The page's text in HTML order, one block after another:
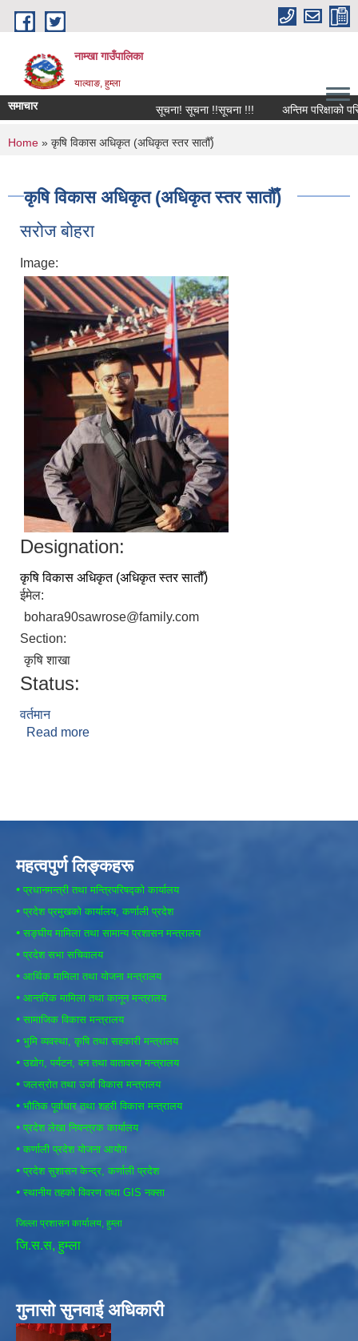
Skip to main content
नाम्खा गाउँपालिका
याल्वाङ, हुम्ला
समाचार सूचना! सूचना !!सूचना !!! अन्तिम परिक्षाको
You are here
Home » कृषि विकास अधिकृत (अधिकृत स्तर सातौँ)
कृषि विकास अधिकृत (अधिकृत स्तर सातौँ)
सरोज बोहरा
Image:
Designation:
कृषि विकास अधिकृत (अधिकृत स्तर सातौँ)
ईमेल:
bohara90sawrose@family.com
Section:
कृषि शाखा
Status:
वर्तमान
Read more
महत्वपुर्ण लिङ्कहरू
• प्रधानमन्त्री तथा मन्त्रिपरिषद्को कार्यालय
• प्रदेश प्रमुखको कार्यालय, कर्णाली प्रदेश
• सङ्घीय मामिला तथा सामान्य प्रशासन मन्त्रालय
• प्रदेश सभा सचिवालय
• आर्थिक मामिला तथा योजना मन्त्रालय
• आन्तरिक मामिला तथा कानून मन्त्रालय
• सामाजिक विकास मन्त्रालय
• भुमि व्यवस्था, कृषि तथा सहकारी मन्त्रालय
• उद्योग, पर्यटन, वन तथा वातावरण मन्त्रालय
• जलस्रोत तथा उर्जा विकास मन्त्रालय
• भौतिक पूर्वाधार तथा शहरी विकास मन्त्रालय
• प्रदेश लेखा नियन्त्रक कार्यालय
• कर्णाली प्रदेश योजना आयोग
• प्रदेश सुशासन केन्द्र, कर्णाली प्रदेश
• स्थानीय तहको विवरण तथा GIS नक्सा
जिल्ला प्रशासन कार्यालय, हुम्ला
जि.स.स, हुम्ला
गुनासो सुनवाई अधिकारी